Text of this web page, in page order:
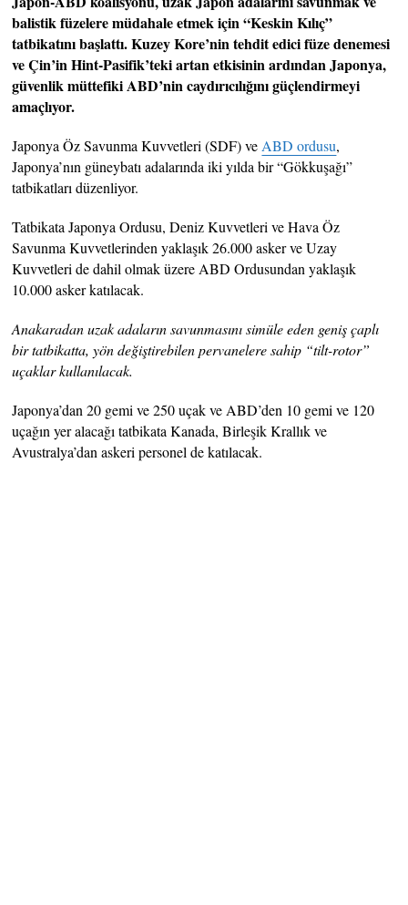
balistik füzelere müdahale etmek için “Keskin Kılıç”
tatbikatını başlattı. Kuzey Kore’nin tehdit edici füze denemesi
ve Çin’in Hint-Pasifik’teki artan etkisinin ardından Japonya,
güvenlik müttefiki ABD’nin caydırıcılığını güçlendirmeyi
amaçlıyor.
Japonya Öz Savunma Kuvvetleri (SDF) ve ABD ordusu,
Japonya’nın güneybatı adalarında iki yılda bir “Gökkuşağı”
tatbikatları düzenliyor.
Tatbikata Japonya Ordusu, Deniz Kuvvetleri ve Hava Öz
Savunma Kuvvetlerinden yaklaşık 26.000 asker ve Uzay
Kuvvetleri de dahil olmak üzere ABD Ordusundan yaklaşık
10.000 asker katılacak.
Anakaradan uzak adaların savunmasını simüle eden geniş çaplı
bir tatbikatta, yön değiştirebilen pervanelere sahip “tilt-rotor”
uçaklar kullanılacak.
Japonya’dan 20 gemi ve 250 uçak ve ABD’den 10 gemi ve 120
uçağın yer alacağı tatbikata Kanada, Birleşik Krallık ve
Avustralya’dan askeri personel de katılacak.